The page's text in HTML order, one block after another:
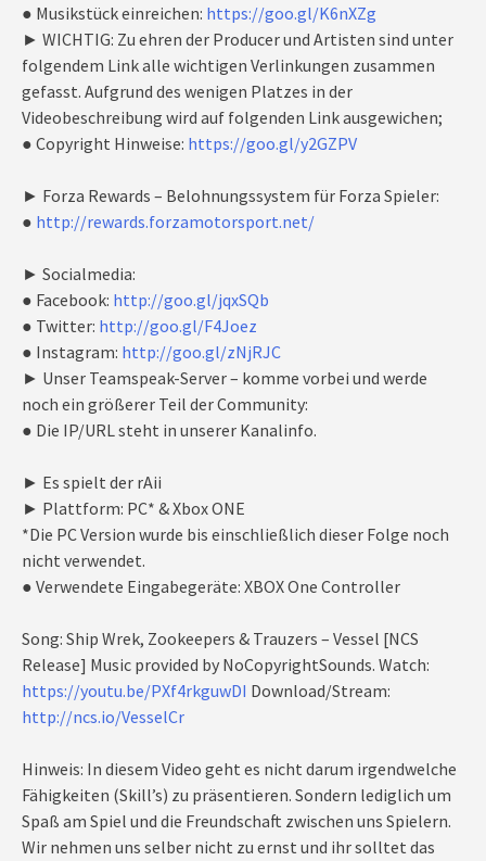
● Musikstück einreichen: https://goo.gl/K6nXZg
► WICHTIG: Zu ehren der Producer und Artisten sind unter
folgendem Link alle wichtigen Verlinkungen zusammen
gefasst. Aufgrund des wenigen Platzes in der
Videobeschreibung wird auf folgenden Link ausgewichen;
● Copyright Hinweise: https://goo.gl/y2GZPV
► Forza Rewards – Belohnungssystem für Forza Spieler:
● http://rewards.forzamotorsport.net/
► Socialmedia:
● Facebook: http://goo.gl/jqxSQb
● Twitter: http://goo.gl/F4Joez
● Instagram: http://goo.gl/zNjRJC
► Unser Teamspeak-Server – komme vorbei und werde
noch ein größerer Teil der Community:
● Die IP/URL steht in unserer Kanalinfo.
► Es spielt der rAii
► Plattform: PC* & Xbox ONE
*Die PC Version wurde bis einschließlich dieser Folge noch
nicht verwendet.
● Verwendete Eingabegeräte: XBOX One Controller
Song: Ship Wrek, Zookeepers & Trauzers – Vessel [NCS
Release] Music provided by NoCopyrightSounds. Watch:
https://youtu.be/PXf4rkguwDI Download/Stream:
http://ncs.io/VesselCr
Hinweis: In diesem Video geht es nicht darum irgendwelche
Fähigkeiten (Skill’s) zu präsentieren. Sondern lediglich um
Spaß am Spiel und die Freundschaft zwischen uns Spielern.
Wir nehmen uns selber nicht zu ernst und ihr solltet das